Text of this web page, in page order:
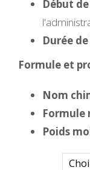
Début
Durée
Formule et
Nom
Formule
Poids